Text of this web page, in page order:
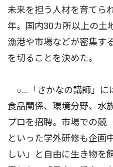
未来を担う人材を育てら
年。国内30カ所以上の土
漁港や市場などが密集す
を切ることを決めた。
○…「さかなの講師」に
食品関係、環境分野、水
プロを招聘。市場での競
といった学外研修も企画
しい」と自由に生き物を